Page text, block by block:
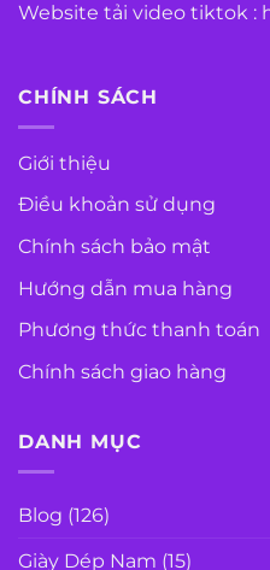
Website tải video tiktok :
CHÍNH SÁCH
Giới thiệu
Điều khoản sử dụng
Chính sách bảo mật
Hướng dẫn mua hàng
Phương thức thanh toán
Chính sách giao hàng
DANH MỤC
Blog (126)
Giày Dép Nam (15)